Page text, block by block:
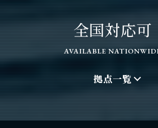
全国対応可
AVAILABLE
拠点一覧